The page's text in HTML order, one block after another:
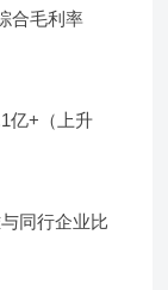
合毛利率
亿+（上升
同行企业比